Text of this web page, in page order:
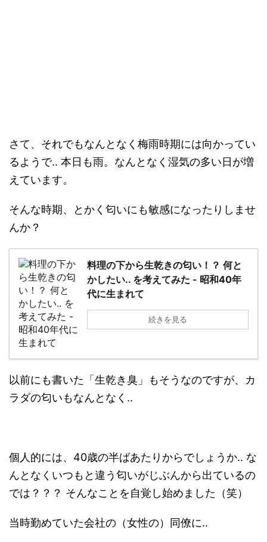
さて、それでもなんとなく梅雨時期には向かってい
るようで.. 本日も雨。なんとなく湿気の多い日が増
えています。
そんな時期、とかく匂いにも敏感になったりしませ
んか？
料理の下から生乾きの匂い！？ 何と
かしたい.. を考えてみた - 昭和40年
代に生まれて
続きを見る
以前にも書いた「生乾き臭」もそうなのですが、カ
ラダの匂いもなんとなく..
個人的には、40歳の半ばあたりからでしょうか.. な
んとなくいつもと違う匂いがじぶんから出ているの
では？？？ そんなことを自覚し始めました（笑）
当時勤めていた会社の（女性の）同僚に..